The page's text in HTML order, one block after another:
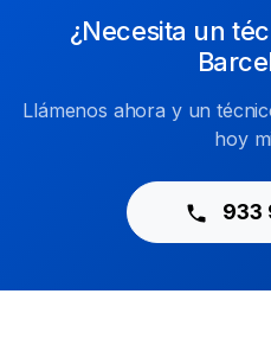
¿Necesita un
Llámenos ahora y un
hoy
933